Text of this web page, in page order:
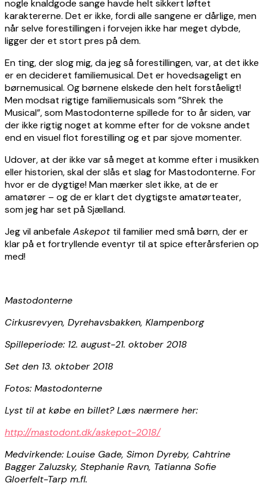
nogle knaldgode sange havde helt sikkert løftet
karaktererne. Det er ikke, fordi alle sangene er dårlige, men
når selve forestillingen i forvejen ikke har meget dybde,
ligger der et stort pres på dem.
En ting, der slog mig, da jeg så forestillingen, var, at det ikke
er en decideret familiemusical. Det er hovedsageligt en
børnemusical. Og børnene elskede den helt forståeligt!
Men modsat rigtige familiemusicals som ”Shrek the
Musical”, som Mastodonterne spillede for to år siden, var
der ikke rigtig noget at komme efter for de voksne andet
end en visuel flot forestilling og et par sjove momenter.
Udover, at der ikke var så meget at komme efter i musikken
eller historien, skal der slås et slag for Mastodonterne. For
hvor er de dygtige! Man mærker slet ikke, at de er
amatører – og de er klart det dygtigste amatørteater,
som jeg har set på Sjælland.
Jeg vil anbefale Askepot til familier med små børn, der er
klar på et fortryllende eventyr til at spice efterårsferien op
med!
Mastodonterne
Cirkusrevyen, Dyrehavsbakken, Klampenborg
Spilleperiode: 12. august-21. oktober 2018
Set den 13. oktober 2018
Fotos: Mastodonterne
Lyst til at købe en billet? Læs nærmere her:
http://mastodont.dk/askepot-2018/
Medvirkende: Louise Gade, Simon Dyreby, Cahtrine
Bagger Zaluzsky, Stephanie Ravn, Tatianna Sofie
Gloerfelt-Tarp m.fl.